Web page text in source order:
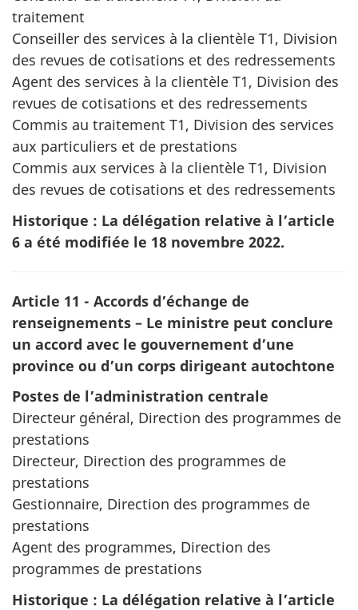
traitement
Conseiller des services à la clientèle T1, Division
des revues de cotisations et des redressements
Agent des services à la clientèle T1, Division des
revues de cotisations et des redressements
Commis au traitement T1, Division des services
aux particuliers et de prestations
Commis aux services à la clientèle T1, Division
des revues de cotisations et des redressements
Historique : La délégation relative à l’article
6 a été modifiée le 18 novembre 2022.
Article 11 - Accords d’échange de
renseignements – Le ministre peut conclure
un accord avec le gouvernement d’une
province ou d’un corps dirigeant autochtone
Postes de l’administration centrale
Directeur général, Direction des programmes de
prestations
Directeur, Direction des programmes de
prestations
Gestionnaire, Direction des programmes de
prestations
Agent des programmes, Direction des
programmes de prestations
Historique : La délégation relative à l’article